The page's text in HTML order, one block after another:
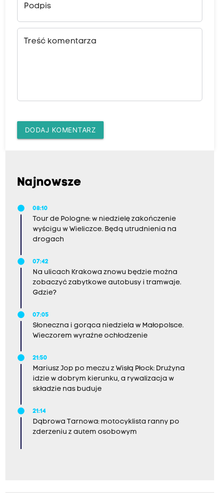
Podpis
Treść komentarza
DODAJ KOMENTARZ
Najnowsze
08:10
Tour de Pologne: w niedzielę zakończenie
wyścigu w Wieliczce. Będą utrudnienia na
drogach
07:42
Na ulicach Krakowa znowu będzie można
zobaczyć zabytkowe autobusy i tramwaje.
Gdzie?
07:05
Słoneczna i gorąca niedziela w Małopolsce.
Wieczorem wyraźne ochłodzenie
21:50
Mariusz Jop po meczu z Wisłą Płock: Drużyna
idzie w dobrym kierunku, a rywalizacja w
składzie nas buduje
21:14
Dąbrowa Tarnowa: motocyklista ranny po
zderzeniu z autem osobowym